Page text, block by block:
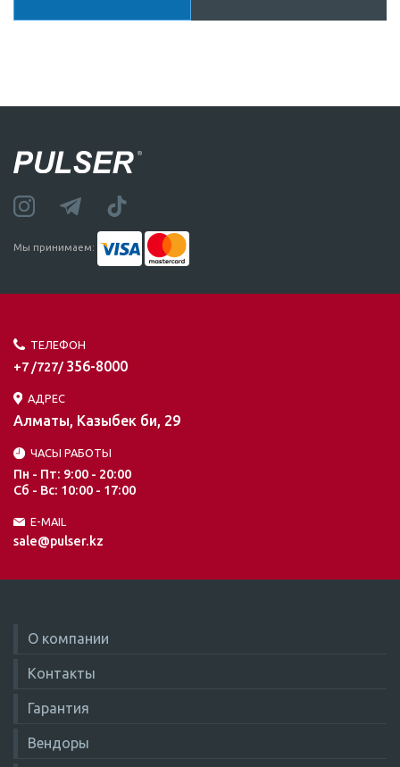
Мы принимаем:
ТЕЛЕФОН
+7 /727/ 356-8000
АДРЕС
Алматы, Казыбек би, 29
ЧАСЫ РАБОТЫ
Пн - Пт: 9:00 - 20:00
Сб - Вс: 10:00 - 17:00
E-MAIL
sale@pulser.kz
О компании
Контакты
Гарантия
Вендоры